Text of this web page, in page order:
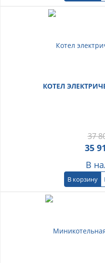
КОТЕЛ
37
35
В
В корзину